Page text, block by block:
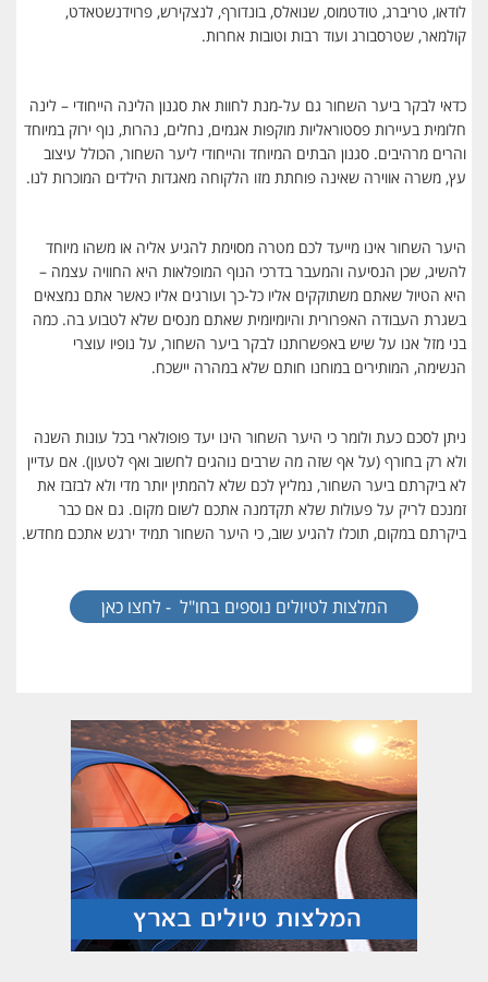
לודאו, טריברג, טודטמוס, שנואלס, בונדורף, לנצקירש, פרוידנשטאדט,
קולמאר, שטרסבורג ועוד רבות וטובות אחרות.
כדאי לבקר ביער השחור גם על-מנת לחוות את סגנון הלינה הייחודי – לינה
חלומית בעיירות פסטוראליות מוקפות אגמים, נחלים, נהרות, נוף ירוק במיוחד
והרים מרהיבים. סגנון הבתים המיוחד והייחודי ליער השחור, הכולל עיצוב
עץ, משרה אווירה שאינה פוחתת מזו הלקוחה מאגדות הילדים המוכרות לנו.
היער השחור אינו מייעד לכם מטרה מסוימת להגיע אליה או משהו מיוחד
להשיג, שכן הנסיעה והמעבר בדרכי הנוף המופלאות היא החוויה עצמה –
היא הטיול שאתם משתוקקים אליו כל-כך ועורגים אליו כאשר אתם נמצאים
בשגרת העבודה האפרורית והיומיומית שאתם מנסים שלא לטבוע בה. כמה
בני מזל אנו על שיש באפשרותנו לבקר ביער השחור, על נופיו עוצרי
הנשימה, המותירים במוחנו חותם שלא במהרה יישכח.
ניתן לסכם כעת ולומר כי היער השחור הינו יעד פופולארי בכל עונות השנה
ולא רק בחורף (על אף שזה מה שרבים נוהגים לחשוב ואף לטעון). אם עדיין
לא ביקרתם ביער השחור, נמליץ לכם שלא להמתין יותר מדי ולא לבזבז את
זמנכם לריק על פעולות שלא תקדמנה אתכם לשום מקום. גם אם כבר
ביקרתם במקום, תוכלו להגיע שוב, כי היער השחור תמיד ירגש אתכם מחדש.
המלצות לטיולים נוספים בחו"ל - לחצו כאן